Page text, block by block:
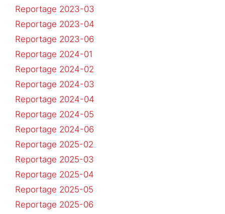
Reportage 2023-03
Reportage 2023-04
Reportage 2023-06
Reportage 2024-01
Reportage 2024-02
Reportage 2024-03
Reportage 2024-04
Reportage 2024-05
Reportage 2024-06
Reportage 2025-02
Reportage 2025-03
Reportage 2025-04
Reportage 2025-05
Reportage 2025-06